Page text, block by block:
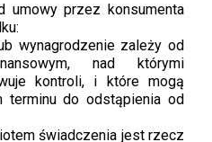
umowy przez konsumenta
wynagrodzenie zależy od
nad którymi
kontroli, i które mogą
terminu do odstąpienia od
świadczenia jest rzecz